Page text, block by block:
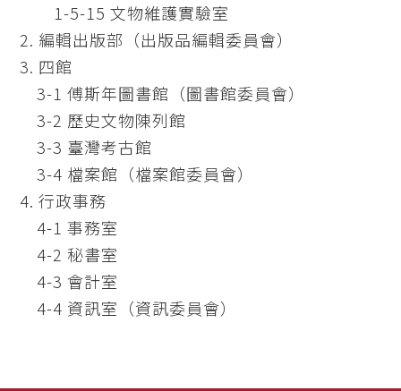
1-5-15 文物維護實驗室
2. 編輯出版部（出版品編輯委員會）
3. 四館
3-1 傅斯年圖書館（圖書館委員會）
3-2 歷史文物陳列館
3-3 臺灣考古館
3-4 檔案館（檔案館委員會）
4. 行政事務
4-1 事務室
4-2 秘書室
4-3 會計室
4-4 資訊室（資訊委員會）